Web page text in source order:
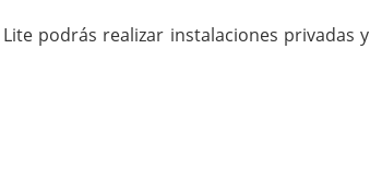
podrás realizar instalaciones privadas y